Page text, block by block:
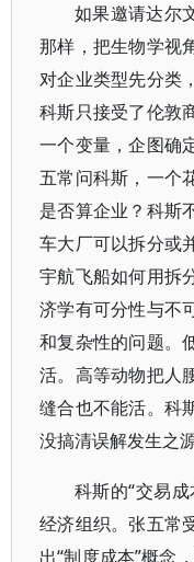
如果邀请达尔
那样，把生物学视
对企业类型先分类
科斯只接受了伦敦
一个变量，企图确
五常问科斯，一个
是否算企业？科斯
车大厂可以拆分或
宇航飞船如何用拆
济学有可分性与不
和复杂性的问题。
活。高等动物把人
缝合也不能活。科
没搞清误解发生之源
科斯的“交易
经济组织。张五常
出“制度成本”概念